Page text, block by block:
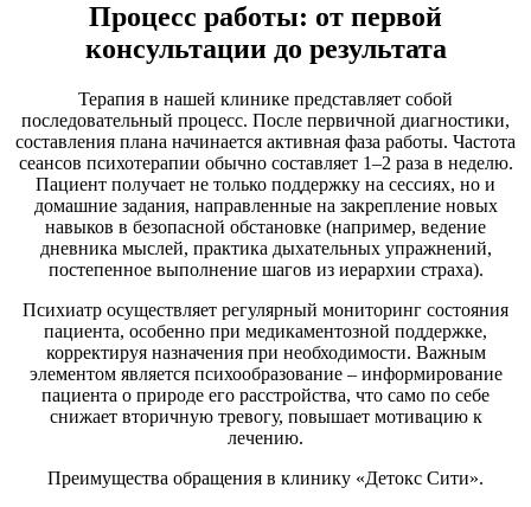
Процесс работы: от первой
консультации до результата
Терапия в нашей клинике представляет собой
последовательный процесс. После первичной диагностики,
составления плана начинается активная фаза работы. Частота
сеансов психотерапии обычно составляет 1–2 раза в неделю.
Пациент получает не только поддержку на сессиях, но и
домашние задания, направленные на закрепление новых
навыков в безопасной обстановке (например, ведение
дневника мыслей, практика дыхательных упражнений,
постепенное выполнение шагов из иерархии страха).
Психиатр осуществляет регулярный мониторинг состояния
пациента, особенно при медикаментозной поддержке,
корректируя назначения при необходимости. Важным
элементом является психообразование – информирование
пациента о природе его расстройства, что само по себе
снижает вторичную тревогу, повышает мотивацию к
лечению.
Преимущества обращения в клинику «Детокс Сити».